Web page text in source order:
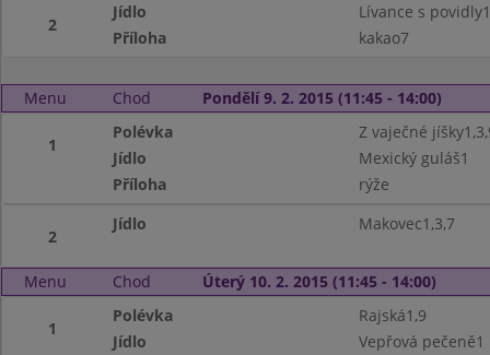
2
Jídlo
Lívance s
Příloha
kakao7
Menu Chod Pondělí 9. 2. 2015 (11:45 - 14:00)
1
Polévka
Z vaječné
Jídlo
Mexický guláš1
Příloha
rýže
2
Jídlo Makovec1,3,7
Menu Chod Úterý 10. 2. 2015 (11:45 - 14:00)
1
Polévka
Rajská1,9
Jídlo
Vepřová pečeně1